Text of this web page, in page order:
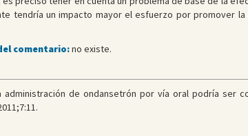
tendría un impacto mayor el esfuerzo por promover
comentario:no existe.
administración de ondansetrón por vía oral podría